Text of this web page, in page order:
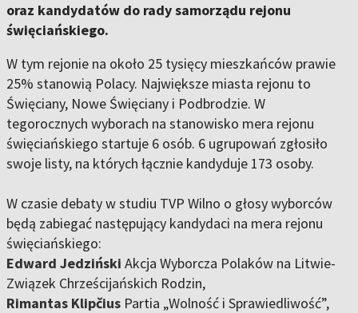
oraz kandydatów do rady samorządu rejonu
święciańskiego.
W tym rejonie na około 25 tysięcy mieszkańców prawie
25% stanowią Polacy. Największe miasta rejonu to
Święciany, Nowe Święciany i Podbrodzie. W
tegorocznych wyborach na stanowisko mera rejonu
święciańskiego startuje 6 osób. 6 ugrupowań zgłosiło
swoje listy, na których łącznie kandyduje 173 osoby.
W czasie debaty w studiu TVP Wilno o głosy wyborców
będą zabiegać następujący kandydaci na mera rejonu
święciańskiego:
Edward Jedziński Akcja Wyborcza Polaków na Litwie-
Związek Chrześcijańskich Rodzin,
Rimantas Klipčius Partia „Wolność i Sprawiedliwość”,